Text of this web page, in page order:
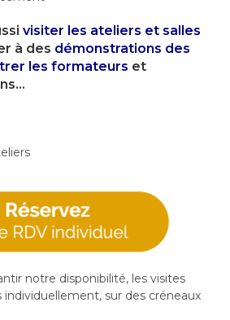
visiter les ateliers et salles
à des démonstrations des
les formateurs et
notre disponibilité, les visites
sur des créneaux